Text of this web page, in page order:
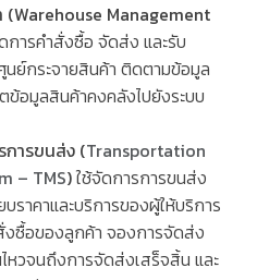
(Warehouse Management
การคำสั่งซื้อ จัดส่ง และรับ
ย์กระจายสินค้า ติดตามข้อมูล
ข้อมูลสินค้าคงคลังไปยังระบบ
การขนส่ง (Transportation
– TMS)ใช้จัดการการขนส่ง
บราคาและบริการของผู้ให้บริการ
ซื้อของลูกค้า จองการจัดส่ง
หวจนถึงการจัดส่งเสร็จสิ้น และ